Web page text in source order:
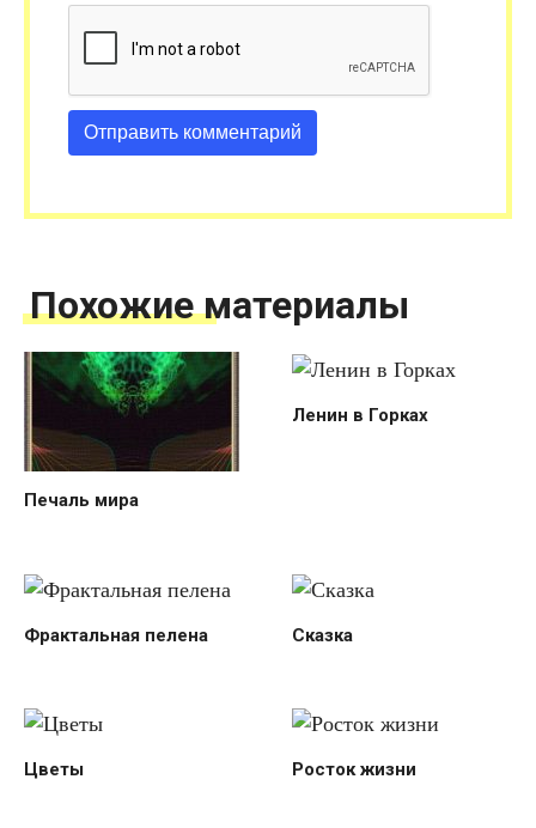
Похожие материалы
Печаль мира
Ленин в Горках
Фрактальная пелена Сказка
Цветы Росток жизни